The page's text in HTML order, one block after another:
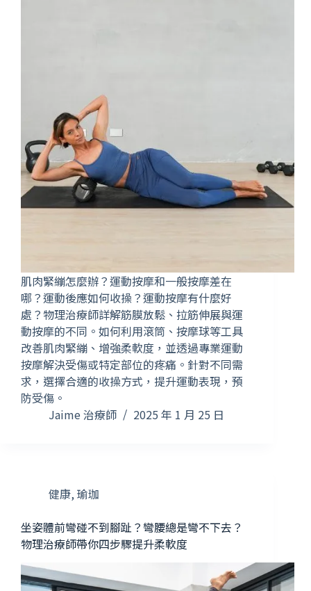
肌肉緊繃怎麼辦？運動按摩和一般按摩差在
哪？運動後應如何收操？運動按摩有什麼好
處？物理治療師詳解筋膜放鬆、拉筋伸展與運
動按摩的不同。如何利用滾筒、按摩球等工具
改善肌肉緊繃、增強柔軟度，並透過專業運動
按摩解決受傷或特定部位的疼痛。針對不同需
求，選擇合適的收操方式，提升運動表現，預
防受傷。
Jaime 治療師
2025 年 1 月 25 日
健康, 瑜珈
坐姿體前彎碰不到腳趾？彎腰總是彎不下去？
物理治療師帶你四步驟提升柔軟度